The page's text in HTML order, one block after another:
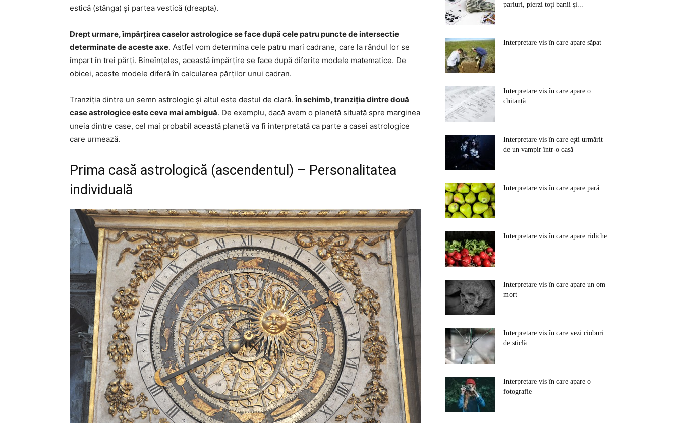
estică (stânga) și partea vestică (dreapta).
Drept urmare, împărțirea caselor astrologice se face după cele patru puncte de intersectie
determinate de aceste axe. Astfel vom determina cele patru mari cadrane, care la rândul lor se
împart în trei părți. Bineînțeles, această împărțire se face după diferite modele matematice. De
obicei, aceste modele diferă în calcularea părților unui cadran.
Tranziția dintre un semn astrologic și altul este destul de clară.În schimb, tranziția dintre două
case astrologice este ceva mai ambiguă. De exemplu, dacă avem o planetă situată spre marginea
uneia dintre case, cel mai probabil această planetă va fi interpretată ca parte a casei astrologice
care urmează.
Prima casă astrologică (ascendentul) – Personalitatea
individuală
pariuri, pierzi toți banii și...
Interpretare vis în care apare săpat
Interpretare vis în care apare o
chitanță
Interpretare vis în care ești urmărit
de un vampir într-o casă
Interpretare vis în care apare pară
Interpretare vis în care apare ridiche
Interpretare vis în care apare un om
mort
Interpretare vis în care vezi cioburi
de sticlă
Interpretare vis în care apare o
fotografie